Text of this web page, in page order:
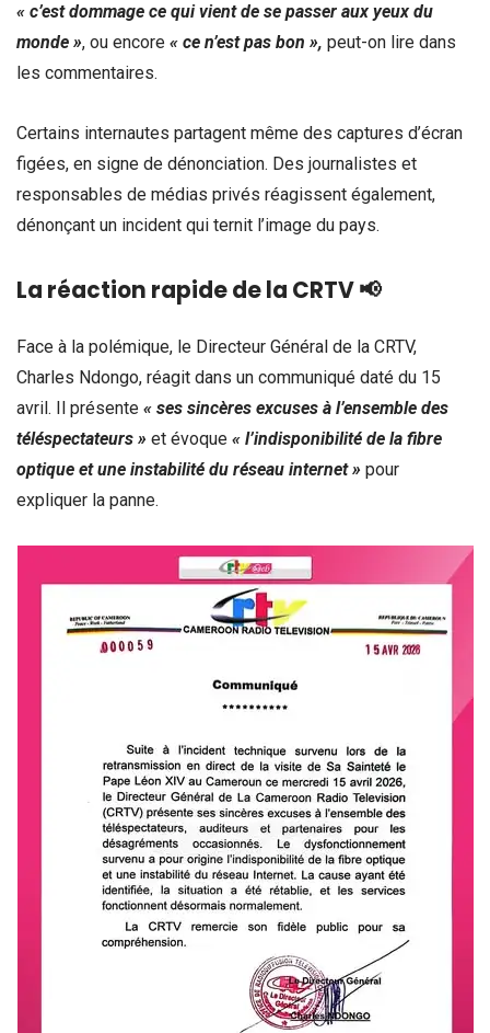
« c’est dommage ce qui vient de se passer aux yeux du
monde », ou encore « ce n’est pas bon », peut-on lire dans
les commentaires.
Certains internautes partagent même des captures d’écran
figées, en signe de dénonciation. Des journalistes et
responsables de médias privés réagissent également,
dénonçant un incident qui ternit l’image du pays.
La réaction rapide de la CRTV📢
Face à la polémique, le Directeur Général de la CRTV,
Charles Ndongo, réagit dans un communiqué daté du 15
avril. Il présente « ses sincères excuses à l’ensemble des
téléspectateurs » et évoque « l’indisponibilité de la fibre
optique et une instabilité du réseau internet » pour
expliquer la panne.